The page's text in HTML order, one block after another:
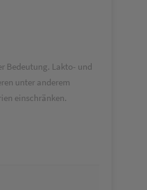
Bedeutung. Lakto- und
unter anderem
einschränken.